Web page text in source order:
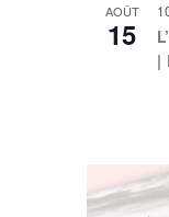
AOÛT
15
|